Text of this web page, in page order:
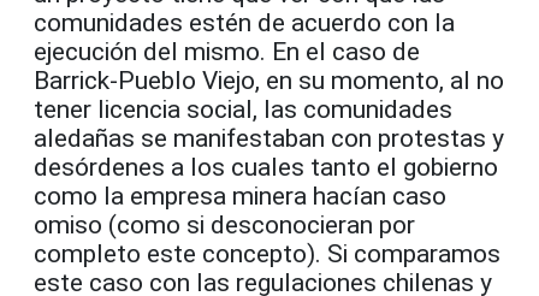
comunidades estén de acuerdo con la
ejecución del mismo. En el caso de
Barrick-Pueblo Viejo, en su momento, al no
tener licencia social, las comunidades
aledañas se manifestaban con protestas y
desórdenes a los cuales tanto el gobierno
como la empresa minera hacían caso
omiso (como si desconocieran por
completo este concepto). Si comparamos
este caso con las regulaciones chilenas y